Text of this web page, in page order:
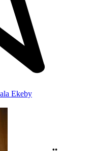
Ekeby